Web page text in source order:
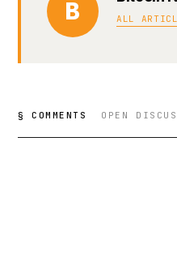
B ALL
§ COMMENTS OPEN